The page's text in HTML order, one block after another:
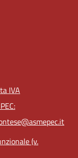
IVA
(v.